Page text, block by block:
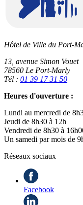
Hôtel de Ville du Port-
13, avenue Simon Vouet
78560 Le Port-Marly
Tél : 01 39 17 31 50
Heures d'ouverture :
Lundi au mercredi de
Jeudi de 8h30 à 12h
Vendredi de 8h30 à
Un samedi par mois de
Réseaux sociaux
Facebook